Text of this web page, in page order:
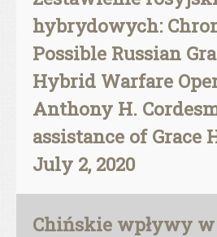
hybrydowych:
Possible Russian
Hybrid Warfare
Anthony H.
assistance of Grace
July 2, 2020
Chińskie wpływy